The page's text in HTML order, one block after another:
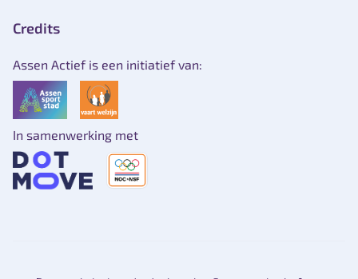
Credits
Assen Actief is een initiatief van:
In samenwerking met